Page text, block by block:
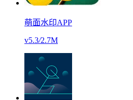
萌面水印APP
v5.3/2.7M